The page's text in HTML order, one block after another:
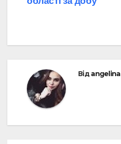
Відangelina